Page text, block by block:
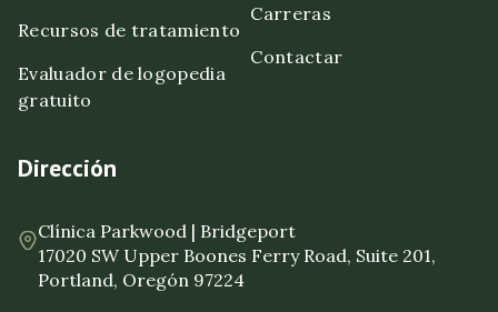
Recursos de tratamiento
Evaluador de logopedia
gratuito
Carreras
Contactar
Dirección
Clínica Parkwood | Bridgeport
17020 SW Upper Boones Ferry Road, Suite 201,
Portland, Oregón 97224